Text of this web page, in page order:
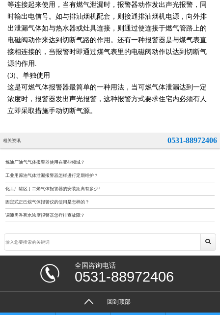
等连接起来使用，当有燃气泄漏时，报警器动作发出声光报警，同
时输出电信号。如与排油烟机配套，则接通排油烟机电源，向外排
出泄漏气体如与热水器或灶具连接，则通过使连接于燃气管路上的
电磁阀动作来达到切断气路的作用。还有一种报警器是与煤气表直
接相连接的，当报警时即通过煤气表里的电磁阀动作以达到切断气
源的作用.
(3)、单独使用
这是可燃气体报警器最简单的一种用法，当可燃气体泄漏达到一定
浓度时，报警器发出声光报警，这种报警方式要求住宅内必须有人
立即采取措施手动切断气源。
相关资讯 0531-88972406
炼油厂油气气体报警器使用在哪些领域？
工业用原油气体泄漏报警器怎样进行定期维护？
化工厂罐区丁二烯气体报警器的安装距离有多少?
固定式正己烷气体报警仪的使用是怎样的？
调漆房香蕉水浓度报警器怎样排查故障？
全国咨询电话
0531-88972406
回到顶部